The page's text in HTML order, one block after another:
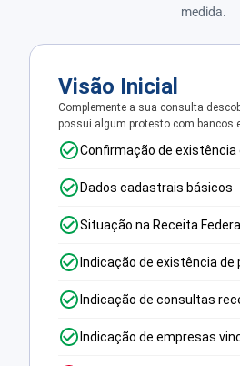
medida.
Visão Inicial
Complemente a sua consulta
possui algum protesto com bancos
Confirmação de existência
Dados cadastrais básicos
Situação na Receita Federal
Indicação de existência
Indicação de consultas
Indicação de empresas